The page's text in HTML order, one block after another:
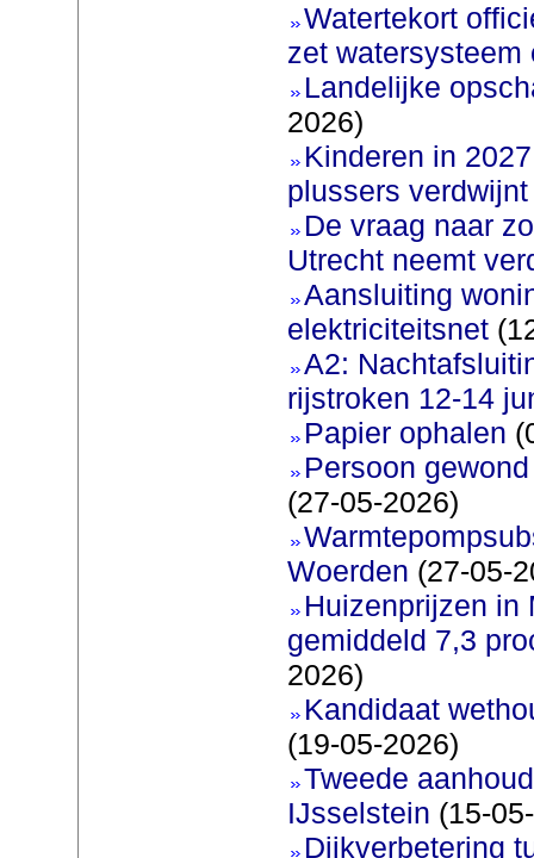
Watertekort
zet watersysteem
Landelijke
2026)
Kinderen in
plussers verdwijnt
De vraag naar
Utrecht neemt
Aansluiting
elektriciteitsnet
A2:
rijstroken 12-14
Papier ophalen
Persoon
(27-05-2026)
Woerden (27-05-
Huizenprijzen in
gemiddeld 7,3
2026)
Kandidaat
(19-05-2026)
Tweede
IJsselstein (15-
Dijkverbetering